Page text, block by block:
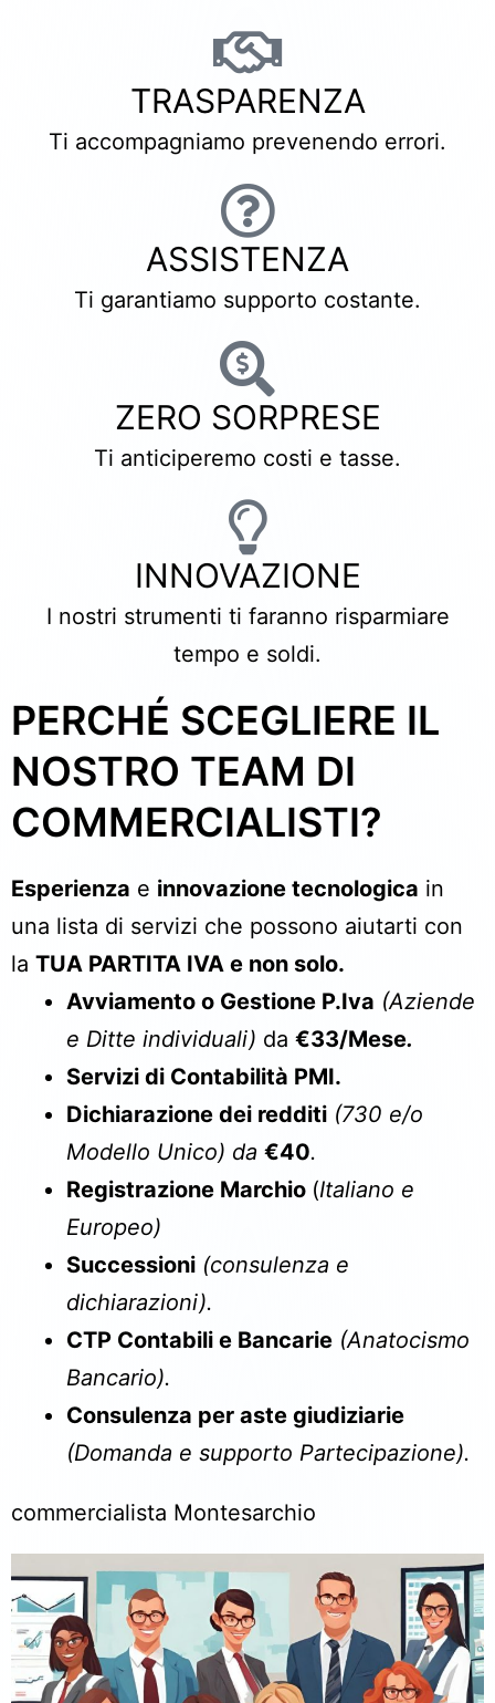
TRASPARENZA
Ti accompagniamo prevenendo errori.
ASSISTENZA
Ti garantiamo supporto costante.
ZERO SORPRESE
Ti anticiperemo costi e tasse.
INNOVAZIONE
I nostri strumenti ti faranno risparmiare
tempo e soldi.
PERCHÉ SCEGLIERE IL
NOSTRO TEAM DI
COMMERCIALISTI?
Esperienza e innovazione tecnologica in
una lista di servizi che possono aiutarti con
la TUA PARTITA IVA e non solo.
Avviamento o Gestione P.Iva (Aziende
e Ditte individuali) da €33/Mese.
Servizi di Contabilità PMI.
Dichiarazione dei redditi (730 e/o
Modello Unico) da €40.
Registrazione Marchio (Italiano e
Europeo)
Successioni (consulenza e
dichiarazioni).
CTP Contabili e Bancarie (Anatocismo
Bancario).
Consulenza per aste giudiziarie
(Domanda e supporto Partecipazione).
commercialista Montesarchio